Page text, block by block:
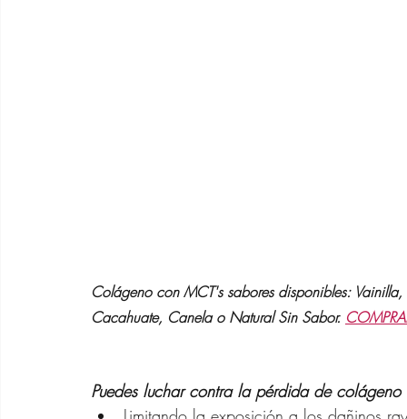
Colágeno con MCT's sabores disponibles:
Cacahuate, Canela o Natural Sin Sabor.
Puedes luchar contra la pérdida de